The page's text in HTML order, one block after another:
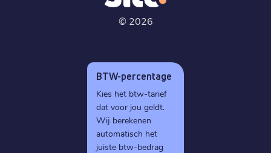
© 2026
BTW-percentage
Kies het btw-tarief
dat voor jou geldt.
Wij berekenen
automatisch het
juiste btw-bedrag